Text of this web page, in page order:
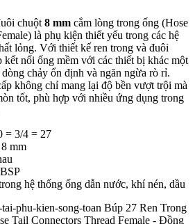
chuột 8 mm cắm lòng trong ống (Hose
là phụ kiện thiết yếu trong các hệ
lỏng. Với thiết kế ren trong và đuôi
kết nối ống mềm với các thiết bị khác một
chảy ổn định và ngăn ngừa rò rỉ.
không chỉ mang lại độ bền vượt trội mà
tốt, phù hợp với nhiều ứng dụng trong
= 3/4 = 27
8 mm
hệ thống ống dẫn nước, khí nén, dầu